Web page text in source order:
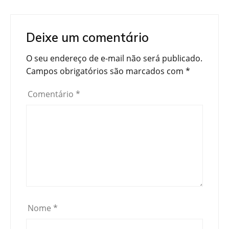
Deixe um comentário
O seu endereço de e-mail não será publicado.
Campos obrigatórios são marcados com *
Comentário *
Nome *